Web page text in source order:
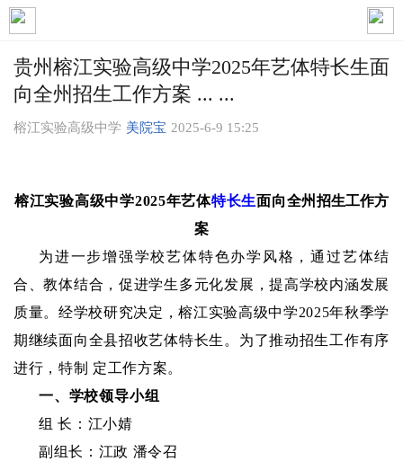
贵州榕江实验高级中学2025年艺体特长生面
向全州招生工作方案 ... ...
榕江实验高级中学 美院宝 2025-6-9 15:25
榕江实验高级中学2025年艺体特长生面向全州招生工作方
案
为进一步增强学校艺体特色办学风格，通过艺体结
合、教体结合，促进学生多元化发展，提高学校内涵发展
质量。经学校研究决定，榕江实验高级中学2025年秋季学
期继续面向全县招收艺体特长生。为了推动招生工作有序
进行，特制 定工作方案。
一、学校领导小组
组 长：江小婧
副组长：江政 潘令召